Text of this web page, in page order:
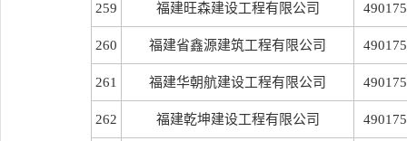
259 福建旺森建设工程有限公司
260 福建省鑫源建筑工程有限公司
261 福建华朝航建设工程有限公司
262 福建乾坤建设工程有限公司